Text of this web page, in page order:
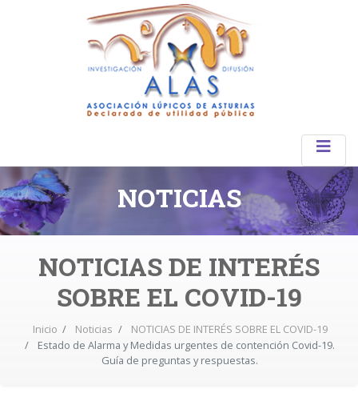
NOTICIAS
NOTICIAS DE INTERÉS
SOBRE EL COVID-19
Inicio Noticias
NOTICIAS DE INTERÉS SOBRE EL COVID-19
Estado de Alarma y Medidas urgentes de contención Covid-19.
Guía de preguntas y respuestas.